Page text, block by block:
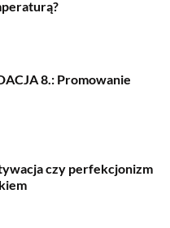
8.: Promowanie
czy perfekcjonizm